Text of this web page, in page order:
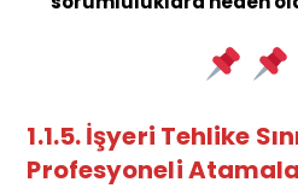
1.1.5. İşyeri Tehlike
Profesyoneli